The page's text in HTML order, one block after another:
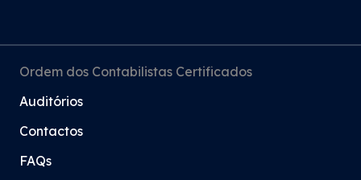
Ordem dos Contabilistas Certificados
Auditórios
Contactos
FAQs